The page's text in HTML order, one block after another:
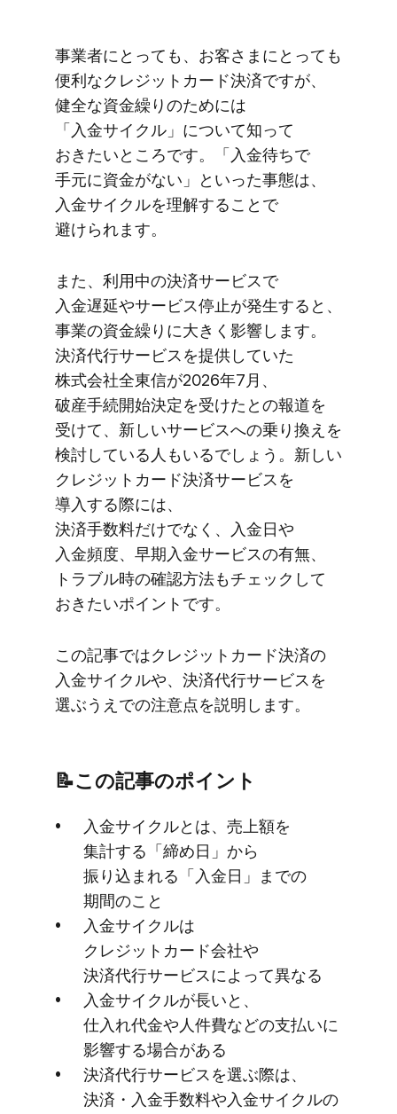
事業者に​とっても、​お客さまに​とっても​
便利な​クレジットカード決済ですが、​
健全な​資金繰りの​ためには​
「入金サイクル」に​ついて​知って​
おきたい​ところです。​「入金待ちで​
手元に​資金が​ない」と​いった​事態は、​
入金サイクルを​理解する​ことで​
避けられます。
また、​利用中の​決済サービスで​
入金遅延や​サービス停止が​発生すると、​
事業の​資金繰りに​大きく​影響します。​
決済代行サービスを​提供していた​
株式会社全東​信が​2026年7月、​
破産手続開始決定を​受けたとの​報道を​
受けて、​新しい​サービスへの​乗り換えを​
検討している​人も​いるでしょう。​新しい​
クレジットカード決済サービスを​
導入する​際には、​
決済手数料だけでなく、​入金日や​
入金頻度、​早期入金サービスの​有無、​
トラブル時の​確認方​法も​チェックして​
おきたい​ポイントです。
この​記事では​クレジットカード決済の​
入金サイクルや、​決済代行サービスを​
選ぶうえでの​注意点を​説明します。
📝この​記事の​ポイント
入金サイクルとは、​売上額を​
集計する​「締め日」から​
振り込まれる​「入金日」までの​
期間の​こと
入金サイクルは​
クレジットカード会社や​
決済代行サービスに​よって​異なる
入金サイクルが​長いと、​
仕入れ代金や​人件費などの​支払いに​
影響する​場合が​ある
決済代行サービスを​選ぶ際は、​
決済・​入金手​数料や​入金サイクルの​